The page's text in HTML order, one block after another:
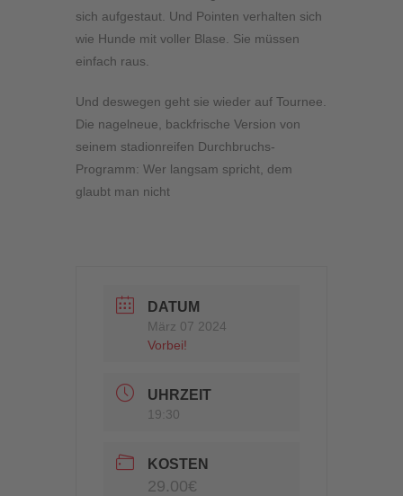
sich aufgestaut. Und Pointen verhalten sich
wie Hunde mit voller Blase. Sie müssen
einfach raus.
Und deswegen geht sie wieder auf Tournee.
Die nagelneue, backfrische Version von
seinem stadionreifen Durchbruchs-
Programm: Wer langsam spricht, dem
glaubt man nicht
DATUM
März 07 2024
Vorbei!
UHRZEIT
19:30
KOSTEN
29.00€